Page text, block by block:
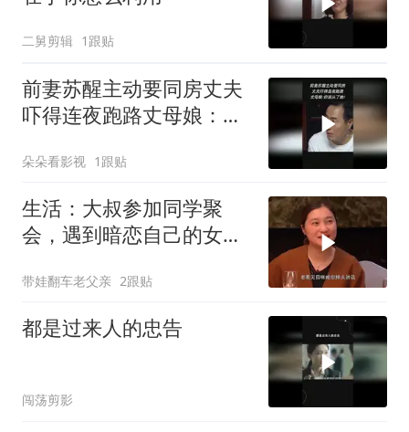
二舅剪辑 1跟贴
前妻苏醒主动要同房丈夫
吓得连夜跑路丈母娘：你
朵朵看影视 1跟贴
生活：大叔参加同学聚
会，遇到暗恋自己的女同
带娃翻车老父亲 2跟贴
都是过来人的忠告
闯荡剪影